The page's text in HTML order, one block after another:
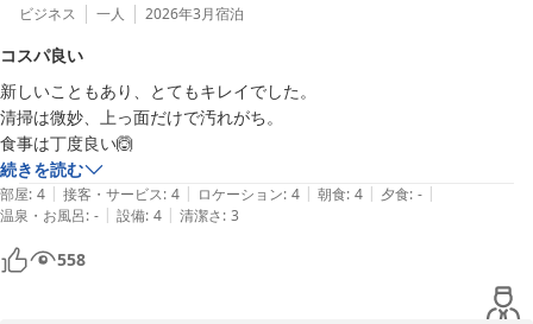
また札幌へお越しの際は、ぜひ当館をご利用ください。スタッフ一
スマイルホテル札幌すすきの南フロント
スマイルホテル札幌すすきの南
2026-07-29
ビジネス 一人 2026年3月宿泊
コスパ良い
新しいこともあり、とてもキレイでした。
清掃は微妙、上っ面だけで汚れがち。
食事は丁度良い🙆
続きを読む
部屋: 4 | 接客・サービス: 4 | ロケーション: 4 | 朝食: 4 | 夕食: - |
温泉・お風呂: - | 設備: 4 | 清潔さ: 3
558